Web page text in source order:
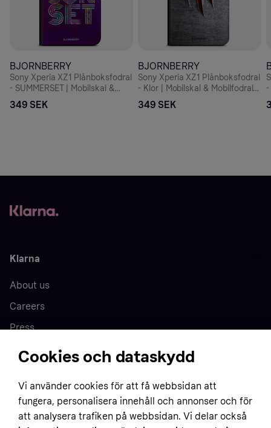
BJORNBERRY
Sony Xperia XZ1 Plånboksfodral
- SUMMERSET | Mobilskal &
Mobilfodral BJORNBERRY
349 SEK
BJORNBERRY
Sony Xperia XZ1 Plånboksfodral
- Klor | Mobilskal & Mobilfodral
BJORNBERRY
349 SEK
-
Klarna
About us
Careers
Press
Customer service
Business
Cookies och dataskydd
Vi använder cookies för att få webbsidan att
fungera, personalisera innehåll och annonser och för
att analysera trafiken på webbsidan. Vi delar också